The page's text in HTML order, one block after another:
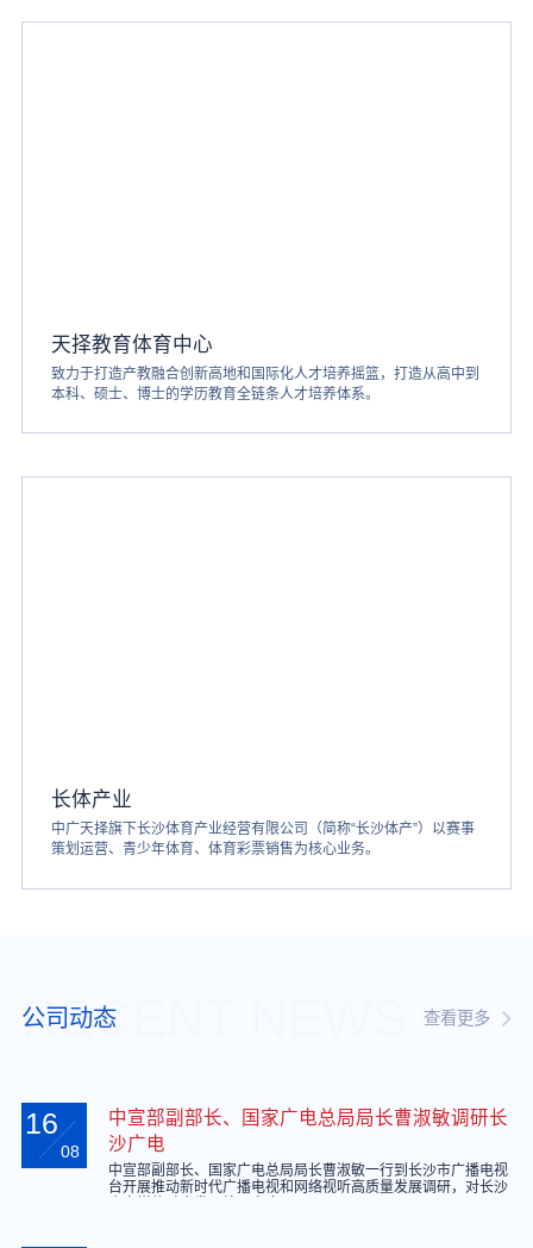
天择教育体育中心
致力于打造产教融合创新高地和国际化人才培养摇篮，打造从高中到
本科、硕士、博士的学历教育全链条人才培养体系。
长体产业
中广天择旗下长沙体育产业经营有限公司（简称“长沙体产”）以赛事
策划运营、青少年体育、体育彩票销售为核心业务。
RECENT NEWS
公司动态 查看更多
16
08
中宣部副部长、国家广电总局局长曹淑敏调研长
沙广电
中宣部副部长、国家广电总局局长曹淑敏一行到长沙市广播电视
台开展推动新时代广播电视和网络视听高质量发展调研，对长沙